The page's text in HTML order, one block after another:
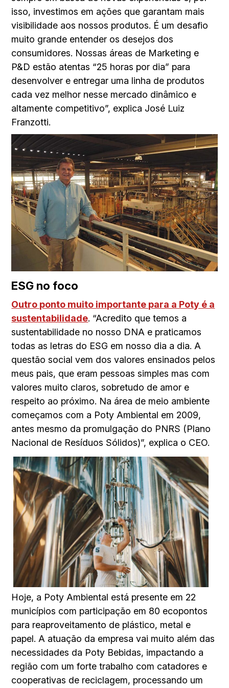
isso, investimos em ações que garantam mais
visibilidade aos nossos produtos. É um desafio
muito grande entender os desejos dos
consumidores. Nossas áreas de Marketing e
P&D estão atentas “25 horas por dia” para
desenvolver e entregar uma linha de produtos
cada vez melhor nesse mercado dinâmico e
altamente competitivo”, explica José Luiz
Franzotti.
ESG no foco
Outro ponto muito importante para a Poty é a
sustentabilidade. “Acredito que temos a
sustentabilidade no nosso DNA e praticamos
todas as letras do ESG em nosso dia a dia. A
questão social vem dos valores ensinados pelos
meus pais, que eram pessoas simples mas com
valores muito claros, sobretudo de amor e
respeito ao próximo. Na área de meio ambiente
começamos com a Poty Ambiental em 2009,
antes mesmo da promulgação do PNRS (Plano
Nacional de Resíduos Sólidos)”, explica o CEO.
Hoje, a Poty Ambiental está presente em 22
municípios com participação em 80 ecopontos
para reaproveitamento de plástico, metal e
papel. A atua­ção da empresa vai muito além das
necessidades da Poty Bebidas, impactando a
região com um forte trabalho com catadores e
cooperativas de reciclagem, processando um